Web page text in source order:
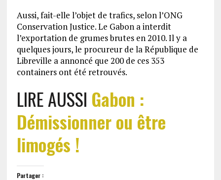
Aussi, fait-elle l’objet de trafics, selon l’ONG
Conservation Justice. Le Gabon a interdit
l’exportation de grumes brutes en 2010. Il y a
quelques jours, le procureur de la République de
Libreville a annoncé que 200 de ces 353
containers ont été retrouvés.
LIRE AUSSI Gabon :
Démissionner ou être
limogés !
Partager :